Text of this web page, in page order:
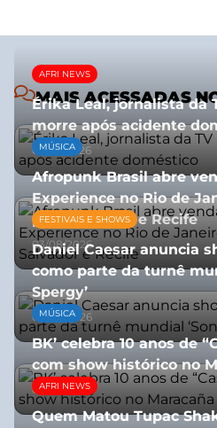
MAIS ACESSADAS
AFRI NEWS
Érika Leal, jornalista da
morre após acidente
08/07/2026
MÚSICA
Afropunk Brasil abre
Experience no Rio de
para Salvador e Recife
03/08/2026
FESTIVAIS E SHOWS
Daniel Caesar anuncia
como parte da turnê
Spergy’
05/08/2026
MÚSICA
BK’ celebra 10 anos de
com show histórico no
06/08/2026
AFRI NEWS
Quem Matou Tupac